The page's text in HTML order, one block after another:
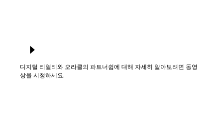
디지털 리얼티와 오라클의 파트너쉽에 대해 자세히 알아보려면 동영
상을 시청하세요.